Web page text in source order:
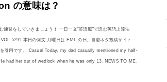
の意味は？
練習をしていきましょう！ 一日一文“英語脳”で読む英語上達法
本日の例文 月曜日は FML の日。自虐ネタ投稿サイト
を引用です。 Casual Today, my dad casually mentioned my half-
had her out of wedlock when he was only 13. NEWS TO ME,